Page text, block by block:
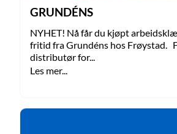
GRUNDÉNS
NYHET! Nå får du kjøpt
fritid fra Grundéns hos Frøystad.
distributør for...
Les mer...